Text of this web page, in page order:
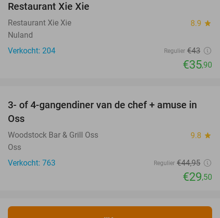
Restaurant Xie Xie
Restaurant Xie Xie 8.9 star
Nuland
Verkocht: 204
Regulier €43
€35,90
34%
3- of 4-gangendiner van de chef + amuse in
Oss
Woodstock Bar & Grill Oss 9.8 star
Oss
Verkocht: 763
Regulier €44,95
€29,50